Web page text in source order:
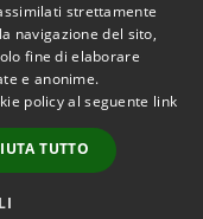
© 2026 • Comune di
• Powered by
•
Accesso
redazione
strettamente
navigazione del sito,
fine di elaborare
e anonime.
policy al seguente link
TUTTO